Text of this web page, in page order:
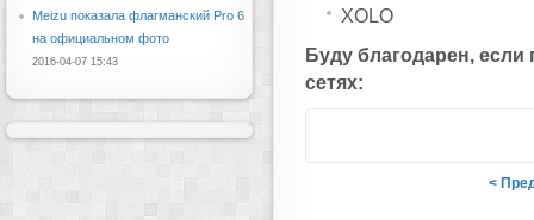
XOLO
Буду благодарен, если
сетях:
<
Meizu показала флагманский Pro 6
на официальном фото
2016-04-07 15:43